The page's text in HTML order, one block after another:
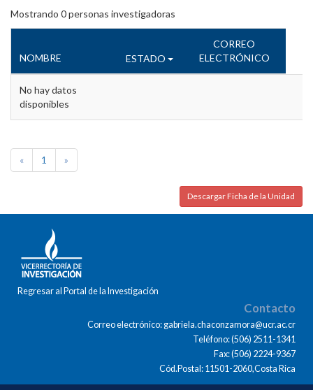
Mostrando 0personas investigadoras
NOMBRE ESTADO
CORREO
ELECTRÓNICO
No hay datos
disponibles
« 1 »
Descargar Ficha de la Unidad
Regresar al Portal de la Investigación
Contacto
Correo electrónico: gabriela.chaconzamora@ucr.ac.cr
Teléfono: (506) 2511-1341
Fax: (506) 2224-9367
Cód.Postal: 11501-2060,Costa Rica